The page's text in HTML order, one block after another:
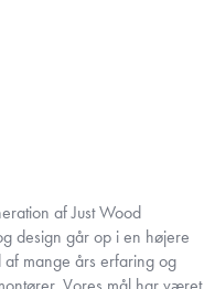
af Just Wood
design går op i en højere
mange års erfaring og